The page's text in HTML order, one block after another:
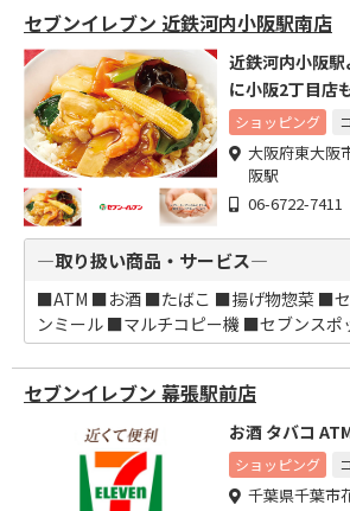
セブンイレブン 近鉄河内小阪駅南店
近鉄河内小阪駅
に小阪2丁目店
ショッピング
大阪府東大阪
阪駅
06-6722-7411
―取り扱い商品・サービス―
■ATM ■お酒 ■たばこ ■揚げ物惣菜 ■
ンミール ■マルチコピー機 ■セブンスポ
セブンイレブン 幕張駅前店
お酒 タバコ
ショッピング
千葉県千葉市